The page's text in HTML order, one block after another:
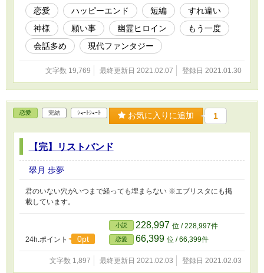
恋愛 ハッピーエンド 短編
すれ違い
神様
願い事 幽霊ヒロイン
もう一度
会話多め
現代ファンタジー
文字数 19,769 最終更新日 2021.02.07 登録日 2021.01.30
恋愛 完結 ｼｮｰﾄｼｮｰﾄ お気に入りに追加 1
【完】リストバンド
翠月 歩夢
君のいない穴がいつまで経っても埋まらない ※エブリスタにも掲
載しています。
24h.ポイント 0pt
小説 228,997 位 / 228,997件
恋愛 66,399 位 / 66,399件
文字数 1,897 最終更新日 2021.02.03 登録日 2021.02.03